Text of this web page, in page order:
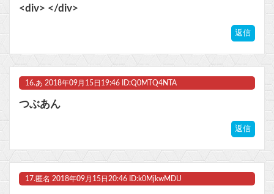
<div> </div>
返信
16.あ 2018年09月15日19:46 ID:Q0MTQ4NTA
つぶあん
返信
17. 匿名 2018年09月15日20:46 ID:k0MjkwMDU